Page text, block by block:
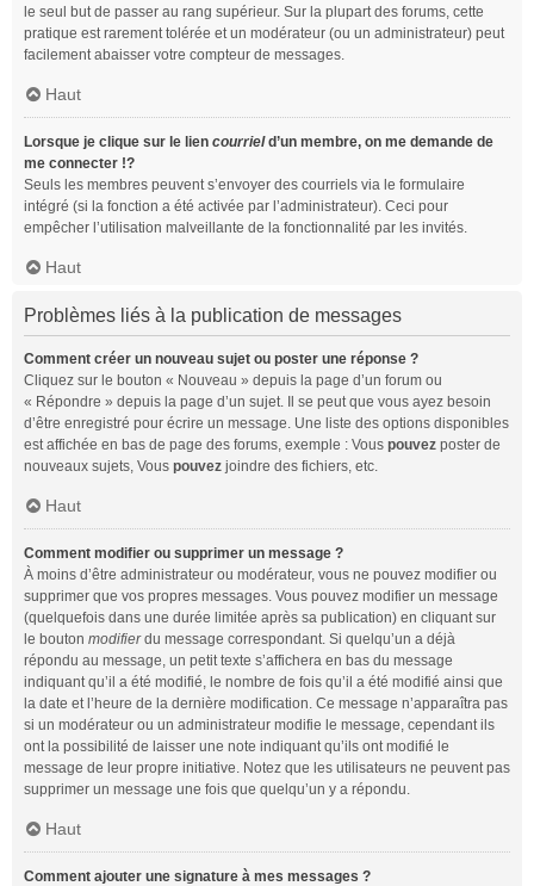
le seul but de passer au rang supérieur. Sur la plupart des forums, cette
pratique est rarement tolérée et un modérateur (ou un administrateur) peut
facilement abaisser votre compteur de messages.
Haut
Lorsque je clique sur le lien courrield’un membre, on me demande de
me connecter !?
Seuls les membres peuvent s’envoyer des courriels via le formulaire
intégré (si la fonction a été activée par l’administrateur). Ceci pour
empêcher l’utilisation malveillante de la fonctionnalité par les invités.
Haut
Problèmes liés à la publication de messages
Comment créer un nouveau sujet ou poster une réponse ?
Cliquez sur le bouton « Nouveau » depuis la page d’un forum ou
« Répondre » depuis la page d’un sujet. Il se peut que vous ayez besoin
d’être enregistré pour écrire un message. Une liste des options disponibles
est affichée en bas de page des forums, exemple : Vous pouvez poster de
nouveaux sujets, Vous pouvez joindre des fichiers, etc.
Haut
Comment modifier ou supprimer un message ?
À moins d’être administrateur ou modérateur, vous ne pouvez modifier ou
supprimer que vos propres messages. Vous pouvez modifier un message
(quelquefois dans une durée limitée après sa publication) en cliquant sur
le bouton modifierdu message correspondant. Si quelqu’un a déjà
répondu au message, un petit texte s’affichera en bas du message
indiquant qu’il a été modifié, le nombre de fois qu’il a été modifié ainsi que
la date et l’heure de la dernière modification. Ce message n’apparaîtra pas
si un modérateur ou un administrateur modifie le message, cependant ils
ont la possibilité de laisser une note indiquant qu’ils ont modifié le
message de leur propre initiative. Notez que les utilisateurs ne peuvent pas
supprimer un message une fois que quelqu’un y a répondu.
Haut
Comment ajouter une signature à mes messages ?